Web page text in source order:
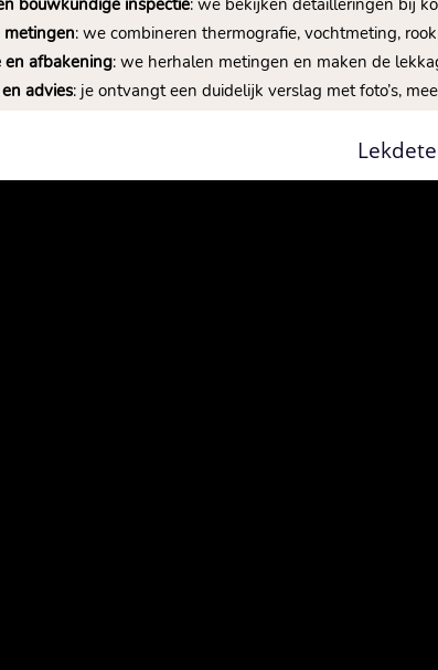
bouwkundige inspectie: we bekijken detailleringen bij
metingen: we combineren thermografie, vochtmeting,
en afbakening: we herhalen metingen en maken de
advies: je ontvangt een duidelijk verslag met foto’s,